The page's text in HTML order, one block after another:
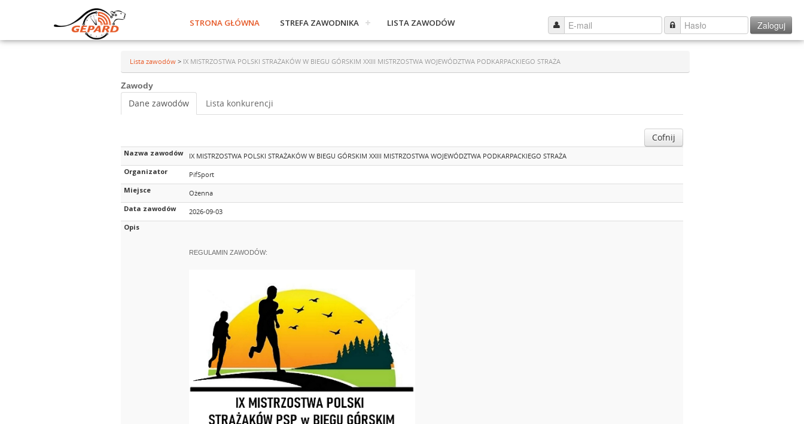
Zaloguj
STRONA GŁÓWNA STREFA ZAWODNIKA LISTA ZAWODÓW
Lista zawodów > IX MISTRZOSTWA POLSKI STRAŻAKÓW W BIEGU GÓRSKIM XXIII MISTRZOSTWA WOJEWÓDZTWA PODKARPACKIEGO STRAŻA
Zawody
Dane zawodów Lista konkurencji
Cofnij
Nazwa zawodów
IX MISTRZOSTWA POLSKI STRAŻAKÓW W BIEGU GÓRSKIM XXIII MISTRZOSTWA WOJEWÓDZTWA PODKARPACKIEGO STRAŻA
Organizator
PifSport
Miejsce
Ożenna
Data zawodów
2026-09-03
Opis
REGULAMIN ZAWODÓW: